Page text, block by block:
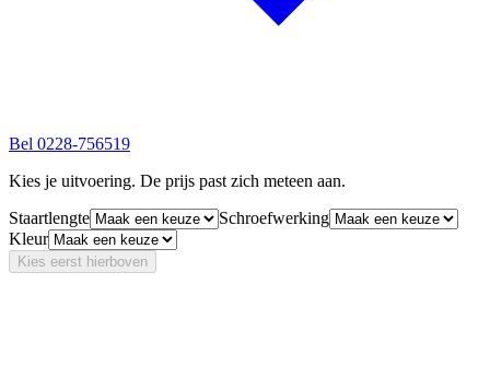
Bel 0228-756519
Kies je uitvoering. De prijs past zich meteen aan.
Staartlengte
Schroefwerking
Kleur
Kies eerst hierboven